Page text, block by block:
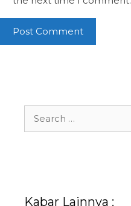
Kabar Lainnya :